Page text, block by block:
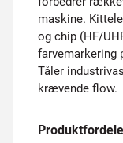
maskine.
og chip (HF/
farvemarkering
Tåler
krævende flow.